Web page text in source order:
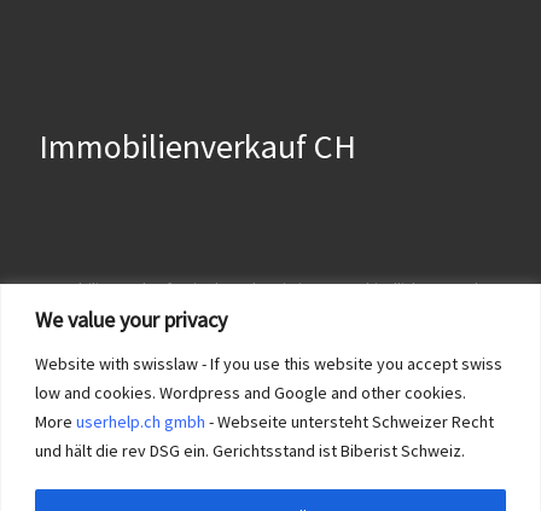
We value your privacy
Website with swisslaw - If you use this website you accept swiss
low and cookies. Wordpress and Google and other cookies.
More userhelp.ch gmbh - Webseite untersteht Schweizer Recht
und hält die rev DSG ein. Gerichtsstand ist Biberist Schweiz.
Immobilienverkauf CH
Immobilien verkaufen in der Schweiz ist unterschiedlich geregelt. In
einem Kanton geht es direkt via lokaler Notar, in anderen braucht
es Reservationsverträge und evt. notarieller Vorvertrag!
undImmobilie KT Solothurn verkaufen?